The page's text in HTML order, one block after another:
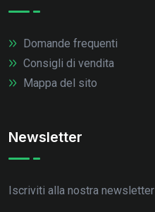
Domande frequenti
Consigli di vendita
Mappa del sito
Newsletter
Iscriviti alla nostra newsletter